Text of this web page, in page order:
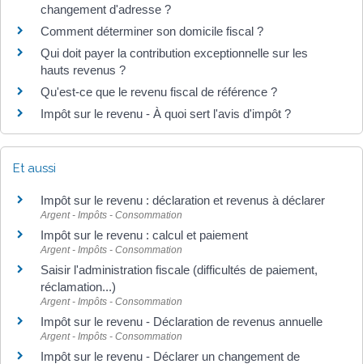
changement d'adresse ?
Comment déterminer son domicile fiscal ?
Qui doit payer la contribution exceptionnelle sur les
hauts revenus ?
Qu'est-ce que le revenu fiscal de référence ?
Impôt sur le revenu - À quoi sert l'avis d'impôt ?
Et aussi
Impôt sur le revenu : déclaration et revenus à déclarer
Argent - Impôts - Consommation
Impôt sur le revenu : calcul et paiement
Argent - Impôts - Consommation
Saisir l'administration fiscale (difficultés de paiement,
réclamation...)
Argent - Impôts - Consommation
Impôt sur le revenu - Déclaration de revenus annuelle
Argent - Impôts - Consommation
Impôt sur le revenu - Déclarer un changement de